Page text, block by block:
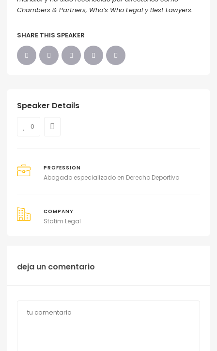
Chambers & Partners, Who’s Who Legal y Best Lawyers.
SHARE THIS SPEAKER
Speaker Details
0
PROFESSION
Abogado especializado en Derecho Deportivo
COMPANY
Statim Legal
deja un comentario